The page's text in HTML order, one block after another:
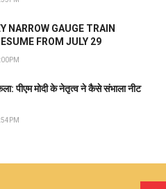
NARROW GAUGE TRAIN
FROM JULY 29
पीएम मोदी के नेतृत्व ने कैसे संभाला नीट